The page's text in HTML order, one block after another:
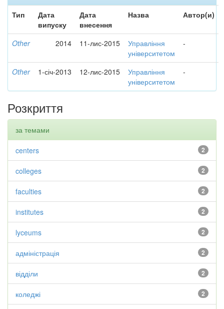
Тип
Дата
випуску
Дата
внесення
Назва Автор(и)
Other 2014 11-лис-2015
Управління
університетом
-
Other 1-січ-2013 12-лис-2015
Управління
університетом
-
Розкриття
за темами
2
centers
2
colleges
2
faculties
2
institutes
2
lyceums
2
адміністрація
2
відділи
2
коледжі